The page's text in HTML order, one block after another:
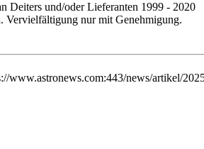
Deiters und/oder Lieferanten 1999 - 2020
Vervielfältigung nur mit Genehmigung.
www.astronews.com:443/news/artikel/